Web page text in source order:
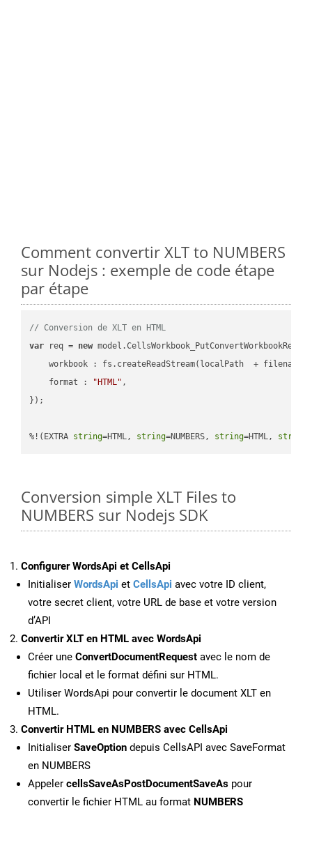
Comment convertir XLT to NUMBERS
sur Nodejs : exemple de code étape
par étape
// Conversion de XLT en HTML
var req = new
workbook : fs.createReadStream(localPath  + filename
format : "HTML" ,
});
%!(EXTRA string=HTML, string=NUMBERS, string=HTML, string
Conversion simple XLT Files to
NUMBERS sur Nodejs SDK
Configurer WordsApi et CellsApi
Initialiser WordsApi et CellsApi avec votre ID client,
votre secret client, votre URL de base et votre version
d’API
Convertir XLT en HTML avec WordsApi
Créer une ConvertDocumentRequest avec le nom de
fichier local et le format défini sur HTML.
Utiliser WordsApi pour convertir le document XLT en
HTML.
Convertir HTML en NUMBERS avec CellsApi
Initialiser SaveOption depuis CellsAPI avec SaveFormat
en NUMBERS
Appeler cellsSaveAsPostDocumentSaveAs pour
convertir le fichier HTML au format NUMBERS